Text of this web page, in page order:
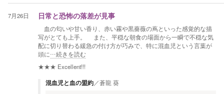
7月26日 日常と恐怖の落差が見事
血の匂いや甘い香り、赤い霧や黒薔薇の蔦といった感覚的な描
写がとても上手。 また、平穏な朝食の場面から一瞬で不穏な気
配に切り替わる緩急の付け方が巧みで、特に混血児という言葉が
頭に…続きを読む
★★★ Excellent!!!
混血児と血の盟約／蒼龍 葵